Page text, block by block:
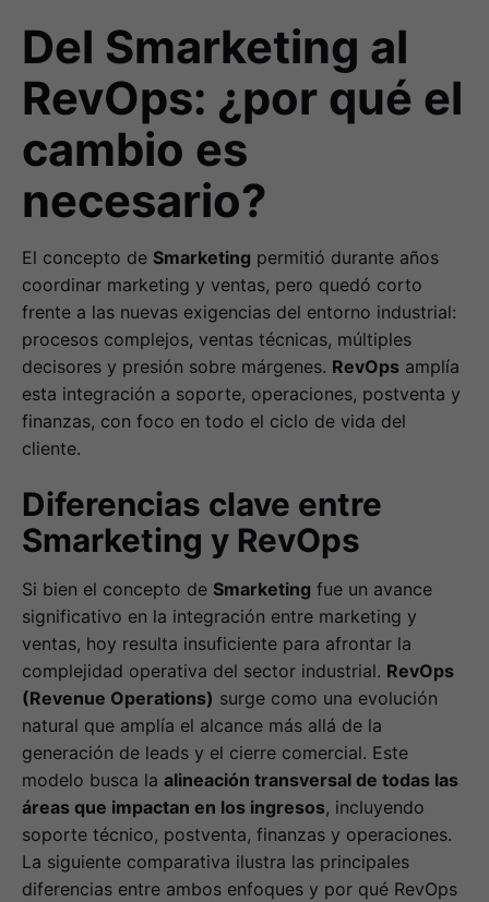
Del Smarketing al
RevOps: ¿por qué el
cambio es
necesario?
El concepto de Smarketing permitió durante años
coordinar marketing y ventas, pero quedó corto
frente a las nuevas exigencias del entorno industrial:
procesos complejos, ventas técnicas, múltiples
decisores y presión sobre márgenes. RevOps amplía
esta integración a soporte, operaciones, postventa y
finanzas, con foco en todo el ciclo de vida del
cliente.
Diferencias clave entre
Smarketing y RevOps
Si bien el concepto de Smarketing fue un avance
significativo en la integración entre marketing y
ventas, hoy resulta insuficiente para afrontar la
complejidad operativa del sector industrial. RevOps
(Revenue Operations) surge como una evolución
natural que amplía el alcance más allá de la
generación de leads y el cierre comercial. Este
modelo busca la alineación transversal de todas las
áreas que impactan en los ingresos, incluyendo
soporte técnico, postventa, finanzas y operaciones.
La siguiente comparativa ilustra las principales
diferencias entre ambos enfoques y por qué RevOps